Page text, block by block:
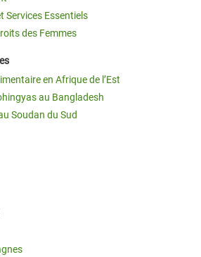
Services Essentiels
des Femmes
en Afrique de l’Est
au Bangladesh
Soudan du Sud